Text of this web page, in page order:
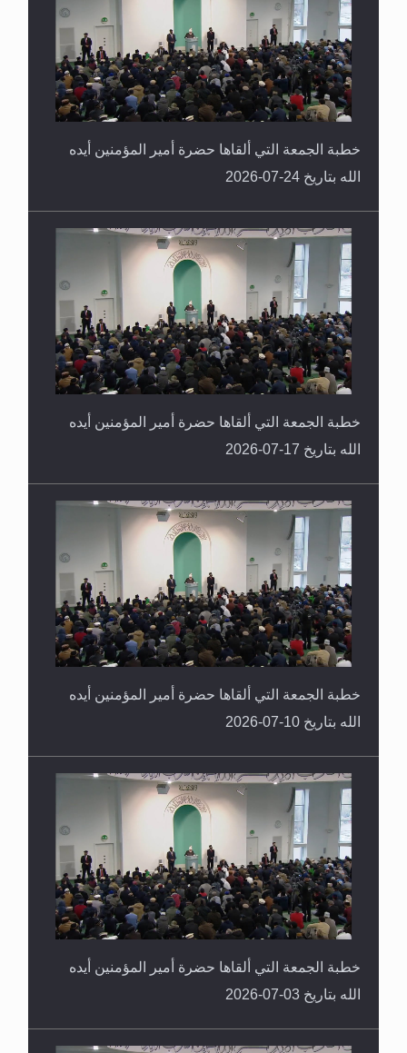
خطبة الجمعة التي ألقاها حضرة أمير المؤمنين أيده
الله بتاريخ 24-07-2026
خطبة الجمعة التي ألقاها حضرة أمير المؤمنين أيده
الله بتاريخ 17-07-2026
خطبة الجمعة التي ألقاها حضرة أمير المؤمنين أيده
الله بتاريخ 10-07-2026
خطبة الجمعة التي ألقاها حضرة أمير المؤمنين أيده
الله بتاريخ 03-07-2026